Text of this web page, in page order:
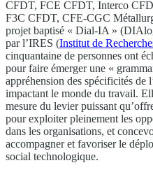
CFDT, FCE CFDT, Interco
F3C CFDT, CFE-CGC
projet baptisé « Dial-IA »
par l’IRES (Institut de
cinquantaine de personnes ont
pour faire émerger une «
appréhension des spécificités
impactant le monde du travail.
mesure du levier puissant
pour exploiter pleinement les
dans les organisations, et
accompagner et favoriser le
social technologique.